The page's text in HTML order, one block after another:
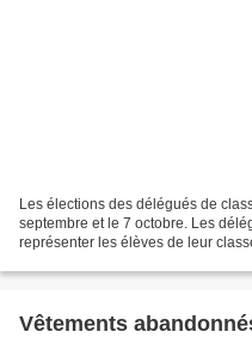
Les élections des délégués de
septembre et le 7 octobre. Les
représenter les élèves de leur
Vêtements